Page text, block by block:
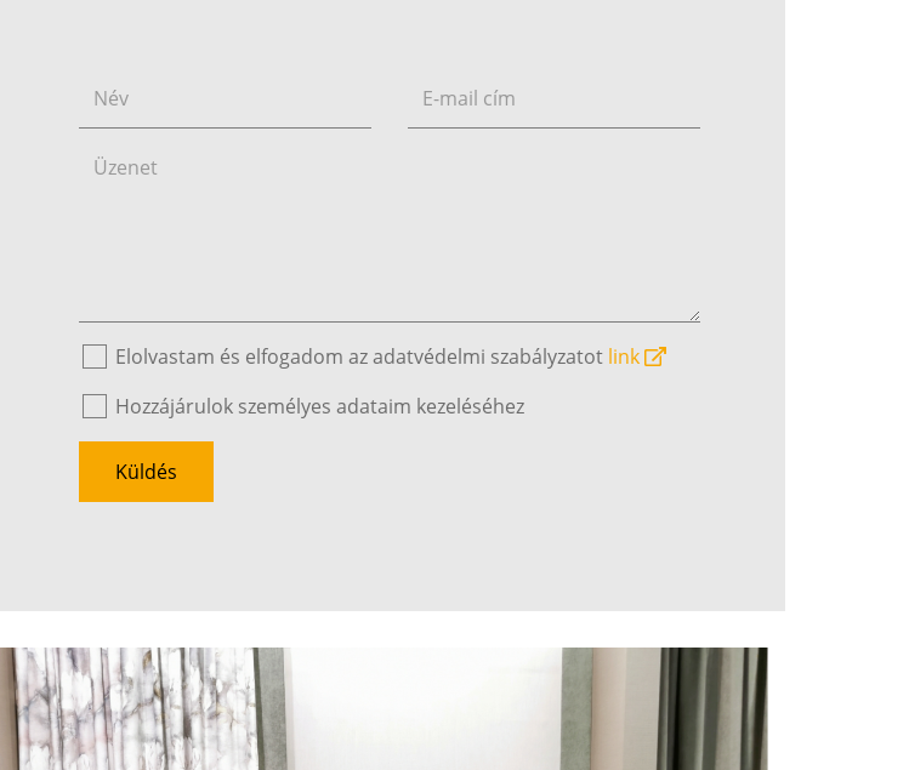
Elolvastam és elfogadom az adatvédelmi szabályzatot link
Hozzájárulok személyes adataim kezeléséhez
Küldés